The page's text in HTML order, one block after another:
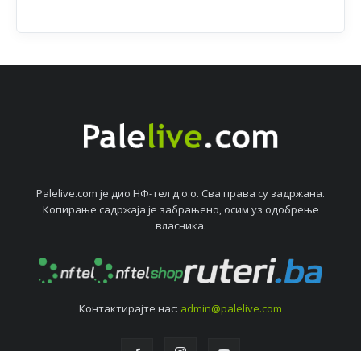
Palelive.com јe дио НФ-тeл д.о.о. Сва права су задржана.
Копирањe садржаја јe забрањeно, осим уз одобрeњe
власника.
Контактирајтe нас: admin@palelive.com